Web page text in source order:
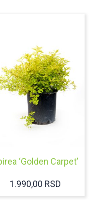
‘Golden Carpet’
1.990,00 RSD